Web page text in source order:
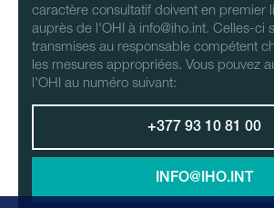
caractère consultatif doivent en premier
auprès de l'OHI à info@iho.int. Celles-ci
transmises au responsable compétent
les mesures appropriées. Vous pouvez
l'OHI au numéro suivant:
+377 93 10 81 00
INFO@IHO.INT